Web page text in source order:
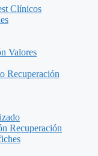
Clínicos
Valores
Recuperación
Recuperación